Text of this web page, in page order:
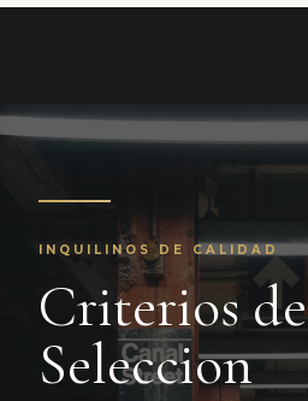
INQUILINOS DE CALIDAD
Criterios de
Seleccion